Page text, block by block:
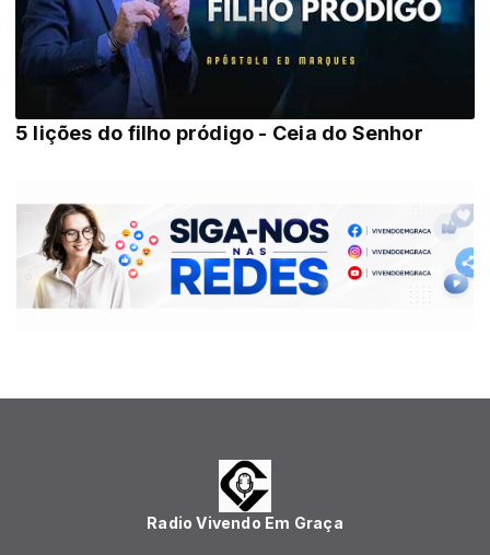
5 lições do filho pródigo - Ceia do Senhor
Radio Vivendo Em Graça